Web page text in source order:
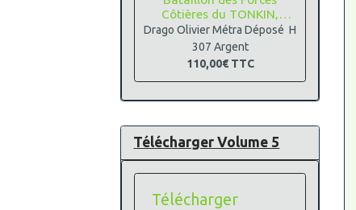
Côtières du TONKIN,
Argent
Drago Olivier Métra Déposé H
307 Argent
110,00€ TTC
Télécharger Volume 5
Télécharger